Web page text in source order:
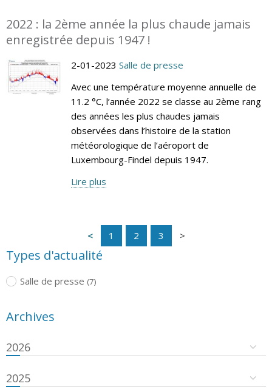
2022 : la 2ème année la plus chaude jamais
enregistrée depuis 1947 !
2-01-2023 Salle de presse
Avec une température moyenne annuelle de
11.2 °C, l’année 2022 se classe au 2ème rang
des années les plus chaudes jamais
observées dans l’histoire de la station
météorologique de l’aéroport de
Luxembourg-Findel depuis 1947.
Lire plus
1 2 3
Types d'actualité
Salle de presse (7)
Archives
2026
2025